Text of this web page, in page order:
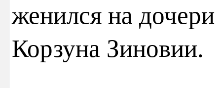
женился на
Корзуна Зиновии.